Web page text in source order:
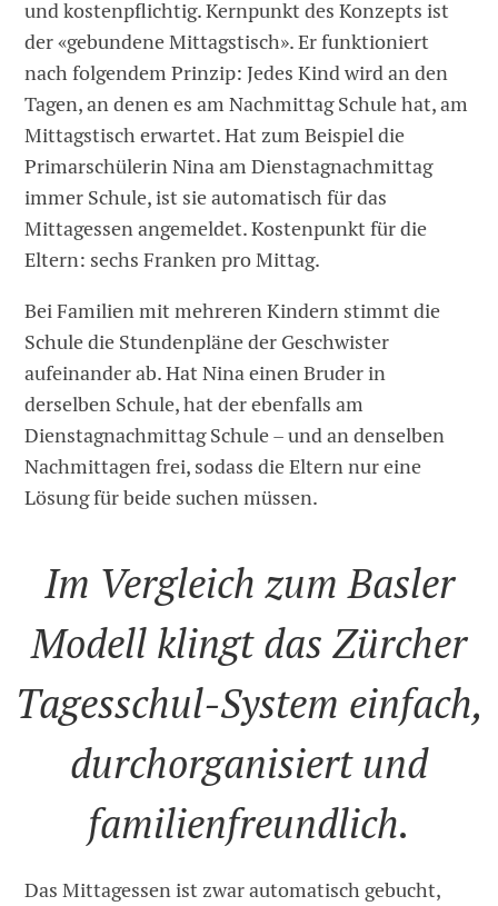
und kostenpflichtig. Kernpunkt des Konzepts ist
der «gebundene Mittagstisch». Er funktioniert
nach folgendem Prinzip: Jedes Kind wird an den
Tagen, an denen es am Nachmittag Schule hat, am
Mittagstisch erwartet. Hat zum Beispiel die
Primarschülerin Nina am Dienstagnachmittag
immer Schule, ist sie automatisch für das
Mittagessen angemeldet. Kostenpunkt für die
Eltern: sechs Franken pro Mittag.
Bei Familien mit mehreren Kindern stimmt die
Schule die Stundenpläne der Geschwister
aufeinander ab. Hat Nina einen Bruder in
derselben Schule, hat der ebenfalls am
Dienstagnachmittag Schule – und an denselben
Nachmittagen frei, sodass die Eltern nur eine
Lösung für beide suchen müssen.
Im Vergleich zum Basler
Modell klingt das Zürcher
Tagesschul-System einfach,
durchorganisiert und
familienfreundlich.
Das Mittagessen ist zwar automatisch gebucht,